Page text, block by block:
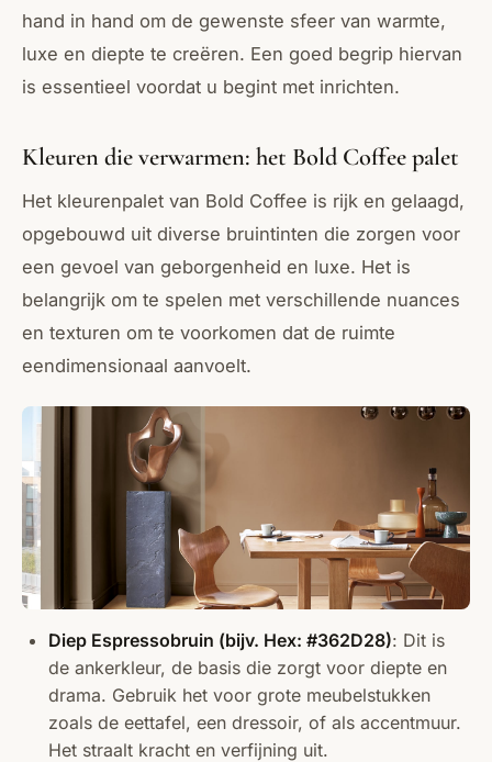
hand in hand om de gewenste sfeer van warmte,
luxe en diepte te creëren. Een goed begrip hiervan
is essentieel voordat u begint met inrichten.
Kleuren die verwarmen: het Bold Coffee palet
Het kleurenpalet van Bold Coffee is rijk en gelaagd,
opgebouwd uit diverse bruintinten die zorgen voor
een gevoel van geborgenheid en luxe. Het is
belangrijk om te spelen met verschillende nuances
en texturen om te voorkomen dat de ruimte
eendimensionaal aanvoelt.
Diep Espressobruin (bijv. Hex: #362D28): Dit is
de ankerkleur, de basis die zorgt voor diepte en
drama. Gebruik het voor grote meubelstukken
zoals de eettafel, een dressoir, of als accentmuur.
Het straalt kracht en verfijning uit.